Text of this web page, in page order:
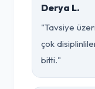
Derya L.
"Tavsiye
çok
bitti."